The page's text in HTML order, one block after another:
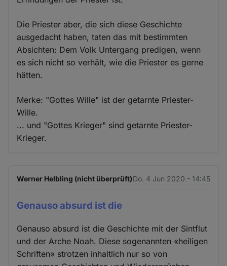
Die Priester aber, die sich diese Geschichte
ausgedacht haben, taten das mit bestimmten
Absichten: Dem Volk Untergang predigen, wenn
es sich nicht so verhält, wie die Priester es gerne
hätten.
Merke: "Gottes Wille" ist der getarnte Priester-
Wille.
... und "Gottes Krieger" sind getarnte Priester-
Krieger.
Werner Helbling (nicht überprüft)Do. 4 Jun 2020 - 14:45
Genauso absurd ist die
Genauso absurd ist die Geschichte mit der Sintflut
und der Arche Noah. Diese sogenannten «heiligen
Schriften» strotzen inhaltlich nur so von